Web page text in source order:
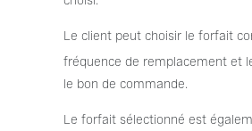
Le client peut choisir le forfait
fréquence de remplacement et
le bon de commande.
Le forfait sélectionné est